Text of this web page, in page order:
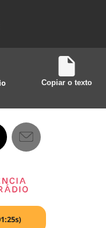
Copiar o texto